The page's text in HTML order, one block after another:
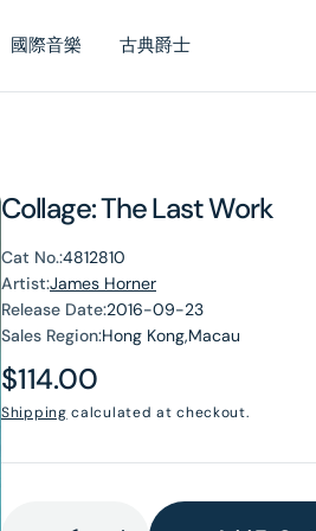
國際音樂 古典爵士
Collage: The Last Work
Cat No.:4812810
Artist:James Horner
Release Date:2016-09-23
Sales Region:Hong Kong,Macau
Regular
price
$114.00
Shipping calculated at checkout.